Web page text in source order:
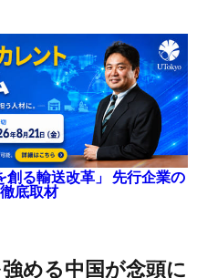
創る輸送改革」 先行企業の
底取材